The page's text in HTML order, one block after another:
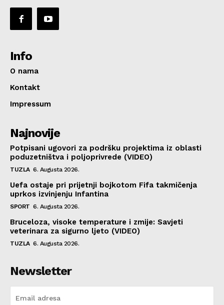
Info
O nama
Kontakt
Impressum
Najnovije
Potpisani ugovori za podršku projektima iz oblasti
poduzetništva i poljoprivrede (VIDEO)
TUZLA 6. Augusta 2026.
Uefa ostaje pri prijetnji bojkotom Fifa takmičenja
uprkos izvinjenju Infantina
SPORT 6. Augusta 2026.
Bruceloza, visoke temperature i zmije: Savjeti
veterinara za sigurno ljeto (VIDEO)
TUZLA 6. Augusta 2026.
Newsletter